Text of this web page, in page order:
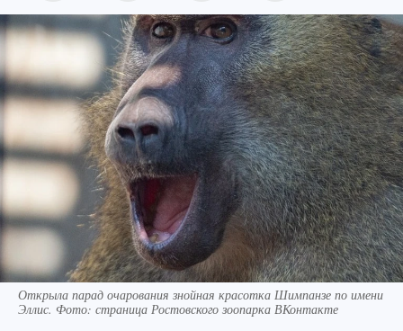
Открыла парад очарования знойная красотка Шимпанзе по имени
Эллис. Фото: страница Ростовского зоопарка ВКонтакте